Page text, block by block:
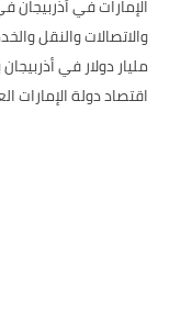
الإمارات في أذربيجان
اقتصاد دولة الإمارات